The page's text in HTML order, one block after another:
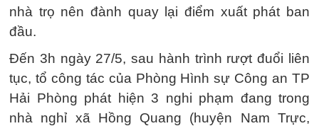
nhà trọ nên đành quay lại điểm xuất phát ban
đầu.
Đến 3h ngày 27/5, sau hành trình rượt đuổi liên
tục, tổ công tác của Phòng Hình sự Công an TP
Hải Phòng phát hiện 3 nghi phạm đang trong
nhà nghỉ xã Hồng Quang (huyện Nam Trực,